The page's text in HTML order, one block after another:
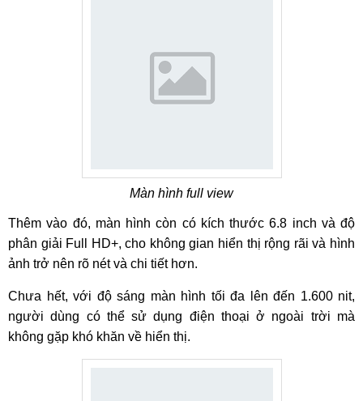
Màn hình full view
Thêm vào đó, màn hình còn có kích thước 6.8 inch và độ
phân giải Full HD+, cho không gian hiển thị rộng rãi và hình
ảnh trở nên rõ nét và chi tiết hơn.
Chưa hết, với độ sáng màn hình tối đa lên đến 1.600 nit,
người dùng có thể sử dụng điện thoại ở ngoài trời mà
không gặp khó khăn về hiển thị.